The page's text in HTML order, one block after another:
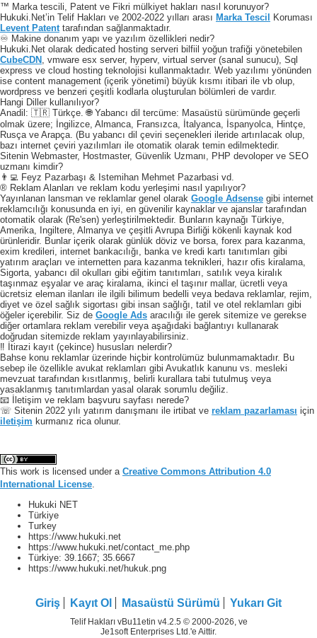
™ Marka tescili, Patent ve Fikri mülkiyet hakları nasıl korunuyor?
Hukuki.Net’in Telif Hakları ve 2002-2022 yılları arası Marka Tescil Koruması
Levent Patent tarafından sağlanmaktadır.
♾️ Makine donanım yapı ve yazılım özellikleri nedir?
Hukuki.Net olarak dedicated hosting serveri bilfiil yoğun trafiği yönetebilen
CubeCDN , vmware esx server, hyperv, virtual server (sanal sunucu), Sql
express ve cloud hosting teknolojisi kullanmaktadır. Web yazılımı yönünden
ise content management (içerik yönetimi) büyük kısmı itibari ile vb olup,
wordpress ve benzeri çeşitli kodlarla oluşturulan bölümleri de vardır.
Hangi Diller kullanılıyor?
Anadil: 🇹🇷 Türkçe. 🌐 Yabancı dil tercüme: Masaüstü sürümünde geçerli
olmak üzere; İngilizce, Almanca, Fransızca, İtalyanca, İspanyolca, Hintçe,
Rusça ve Arapça. (Bu yabancı dil çeviri seçenekleri ileride artırılacak olup,
bazı internet çeviri yazılımları ile otomatik olarak temin edilmektedir.
Sitenin Webmaster, Hostmaster, Güvenlik Uzmanı, PHP devoloper ve SEO
uzmanı kimdir?
👨‍💻 Feyz Pazarbaşı & Istemihan Mehmet Pazarbasi vd.
® Reklam Alanları ve reklam kodu yerleşimi nasıl yapılıyor?
Yayınlanan lansman ve reklamlar genel olarak Google Adsense gibi internet
reklamcılığı konusunda en iyi, en güvenilir kaynaklar ve ajanslar tarafından
otomatik olarak (Re'sen) yerleştirilmektedir. Bunların kaynağı Türkiye,
Amerika, Ingiltere, Almanya ve çeşitli Avrupa Birliği kökenli kaynak kod
ürünleridir. Bunlar içerik olarak günlük döviz ve borsa, forex para kazanma,
exim kredileri, internet bankacılığı, banka ve kredi kartı tanıtımları gibi
yatırım araçları ve internetten para kazanma teknikleri, hazır ofis kiralama,
Sigorta, yabancı dil okulları gibi eğitim tanıtımları, satılık veya kiralık
taşınmaz eşyalar ve araç kiralama, ikinci el taşınır mallar, ücretli veya
ücretsiz eleman ilanları ile ilgili bilimum bedelli veya bedava reklamlar, rejim,
diyet ve özel sağlık sigortası gibi insan sağlığı, tatil ve otel reklamları gibi
öğeler içerebilir. Siz de Google Ads aracılığı ile gerek sitemize ve gerekse
diğer ortamlara reklam verebilir veya aşağıdaki bağlantıyı kullanarak
doğrudan sitemizde reklam yayınlayabilirsiniz.
‼️ İtirazi kayıt (çekince) hususları nelerdir?
Bahse konu reklamlar üzerinde hiçbir kontrolümüz bulunmamaktadır. Bu
sebep ile özellikle avukat reklamları gibi Avukatlık kanunu vs. mesleki
mevzuat tarafından kısıtlanmış, belirli kurallara tabi tutulmuş veya
yasaklanmış tanıtımlardan yasal olarak sorumlu değiliz.
📧 İletişim ve reklam başvuru sayfası nerede?
☏ Sitenin 2022 yılı yatırım danışmanı ile irtibat ve reklam pazarlaması için
iletişim kurmanız rica olunur.
This work is licensed under a Creative Commons Attribution 4.0
International License
Hukuki NET
Türkiye
Turkey
https://www.hukuki.net
https://www.hukuki.net/contact_me.php
Türkiye: 39.1667; 35.6667
https://www.hukuki.net/hukuk.png
Giriş Kayıt Ol Masaüstü Sürümü Yukarı Git
Telif Hakları vBu11etin v4.2.5 © 2000-2026, ve
Je1soft Enterprises Ltd.'e Aittir.